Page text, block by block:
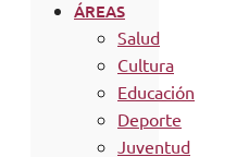
ÁREAS
Salud
Cultura
Educación
Deporte
Juventud